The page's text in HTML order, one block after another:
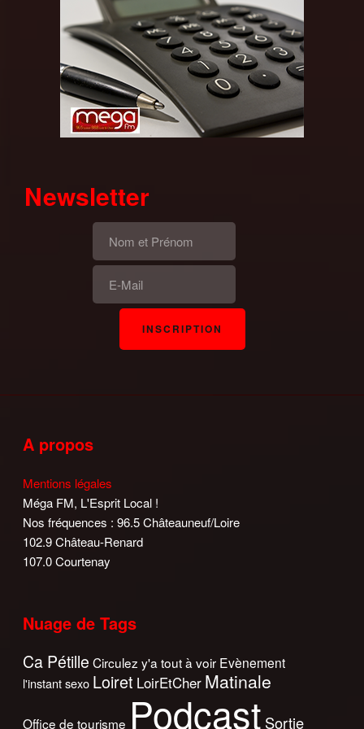
Newsletter
A propos
Mentions légales
Méga FM, L'Esprit Local !
Nos fréquences : 96.5 Châteauneuf/Loire
102.9 Château-Renard
107.0 Courtenay
Nuage de Tags
Ca Pétille Circulez y'a tout à voir Evènement
l'instant sexo Loiret LoirEtCher Matinale
Office de tourisme Podcast Sortie